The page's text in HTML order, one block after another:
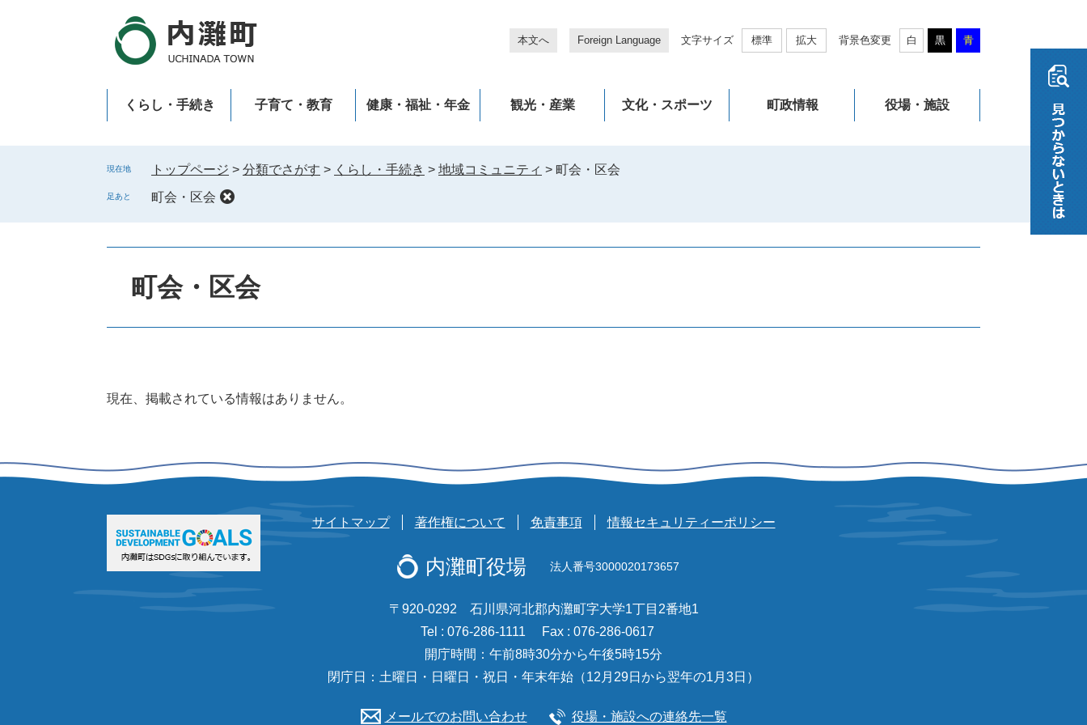
す
し
へ
本文へ Foreign Language 文字サイズ 標準 拡大 背景色変更 白 黒 青
くらし・手続き 子育て・教育 健康・福祉・年金 観光・産業 文化・スポーツ 町政情報 役場・施設
現在地 トップページ > 分類でさがす > くらし・手続き > 地域コミュニティ > 町会・区会
足あと 町会・区会
町会・区会
文
現在、掲載されている情報はありません。
サイトマップ 著作権について 免責事項 情報セキュリティーポリシー
内灘町役場 法人番号3000020173657
〒920-0292 石川県河北郡内灘町字大学1丁目2番地1
Tel : 076-286-1111
Fax : 076-286-0617
開庁時間：午前8時30分から午後5時15分
閉庁日：土曜日・日曜日・祝日・年末年始（12月29日から翌年の1月3日）
メールでのお問い合わせ 役場・施設への連絡先一覧